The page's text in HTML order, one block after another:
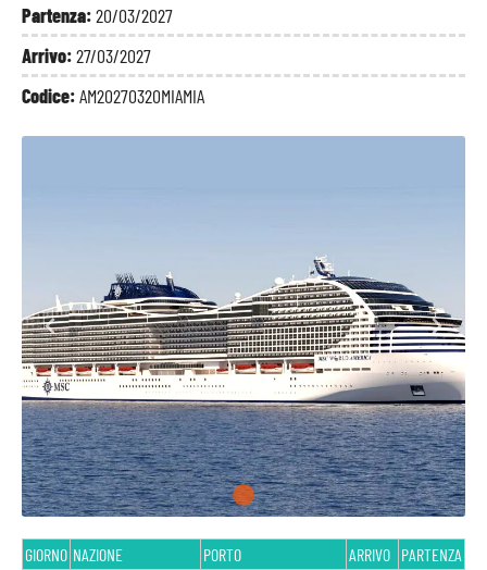
Partenza:20/03/2027
Arrivo:27/03/2027
Codice:AM20270320MIAMIA
GIORNO NAZIONE PORTO ARRIVO PARTENZA